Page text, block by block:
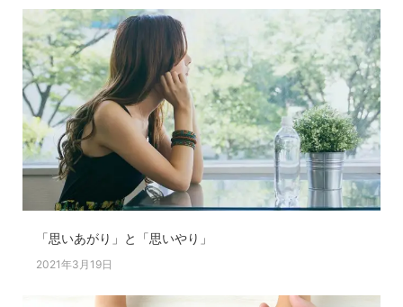
「思いあがり」と「思いやり」
2021年3月19日